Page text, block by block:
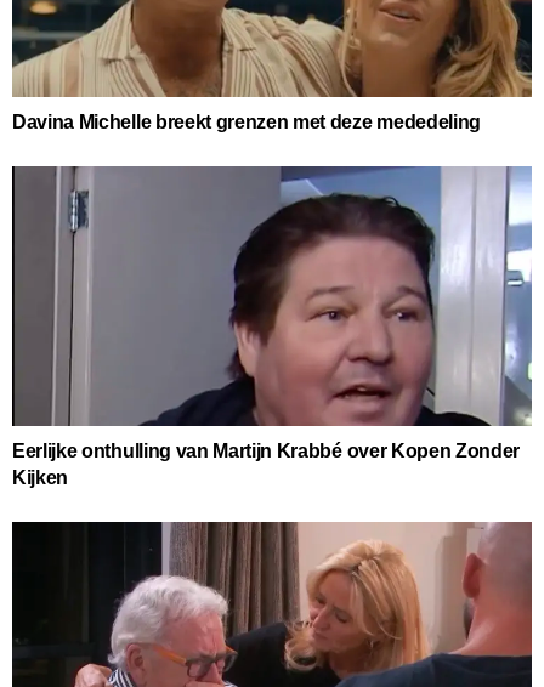
Davina Michelle breekt grenzen met deze mededeling
Eerlijke onthulling van Martijn Krabbé over Kopen Zonder
Kijken